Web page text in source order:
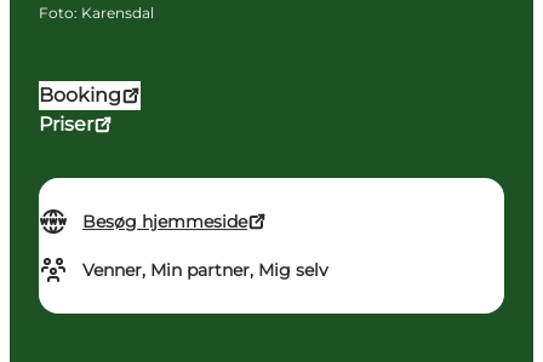
Booking
Priser
Besøg hjemmeside
Venner, Min partner, Mig selv
Foto: Karensdal